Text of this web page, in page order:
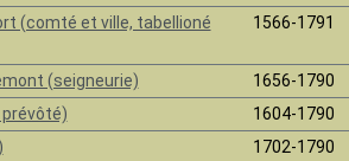
(comté et ville, tabellioné
1566-1791
(seigneurie)
1656-1790
1604-1790
1702-1790